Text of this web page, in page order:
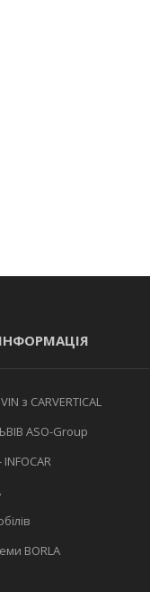
з CARVERTICAL
ASO-Group
BORLA